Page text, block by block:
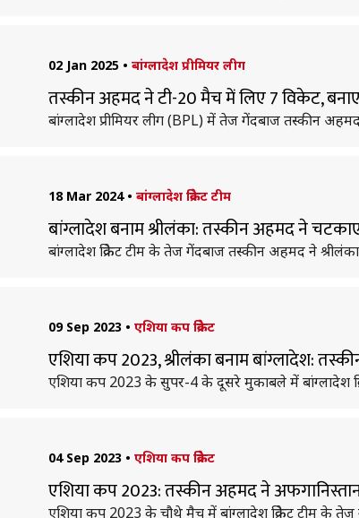
02 Jan 2025 • बांग्लादेश प्रीमियर लीग
तस्कीन अहमद ने टी-20 मैच में लिए 7 विकेट,
बांग्लादेश प्रीमियर लीग (BPL) में तेज गेंदबाज तस्कीन
18 Mar 2024 • बांग्लादेश क्रिकेट टीम
बांग्लादेश बनाम श्रीलंका: तस्कीन अहमद ने
बांग्लादेश क्रिकेट टीम के तेज गेंदबाज तस्कीन अहमद ने
09 Sep 2023 • एशिया कप क्रिकेट
एशिया कप 2023, श्रीलंका बनाम बांग्लादेश:
एशिया कप 2023 के सुपर-4 के दूसरे मुकाबले में बांग्लादेश
04 Sep 2023 • एशिया कप क्रिकेट
एशिया कप 2023: तस्कीन अहमद ने
एशिया कप 2023 के चौथे मैच में बांग्लादेश क्रिकेट टीम के